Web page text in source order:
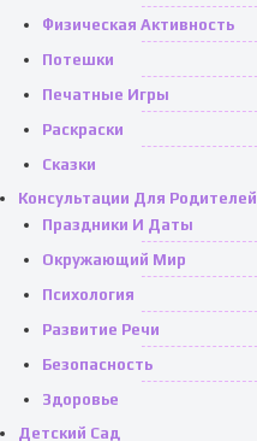
Физическая Активность
Потешки
Печатные Игры
Раскраски
Сказки
Консультации Для Родителей
Праздники И Даты
Окружающий Мир
Психология
Развитие Речи
Безопасность
Здоровье
Детский Сад